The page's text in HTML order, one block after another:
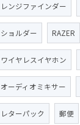
レンジファインダー
ショルダー RAZER
ワイヤレスイヤホン
オーディオミキサー
レターパック 郵便